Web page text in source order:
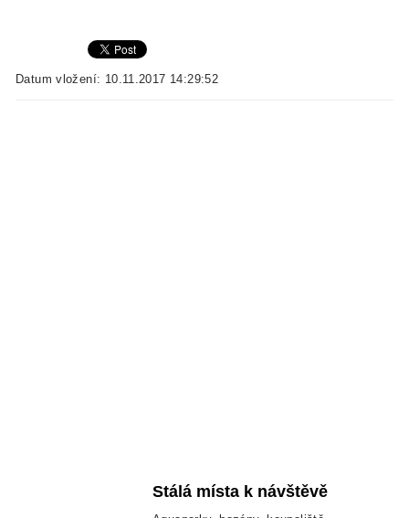
Datum vložení: 10.11.2017 14:29:52
Stálá místa k návštěvě